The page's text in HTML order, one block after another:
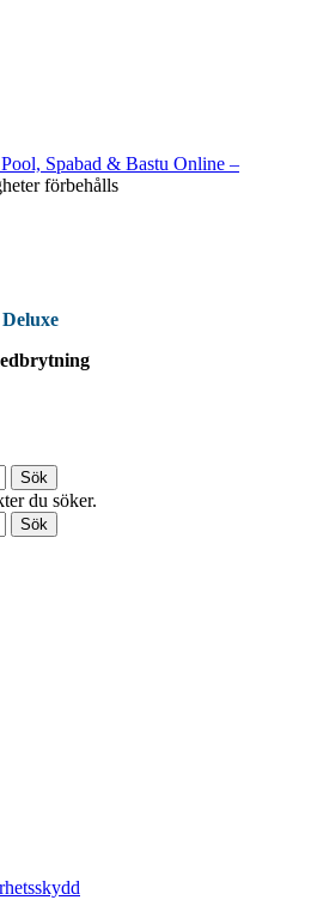
Spabad & Bastu Online –
förbehålls
Sök
du söker.
Sök